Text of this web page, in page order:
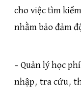
cho việc tìm
nhằm bảo đảm
– Quản lý học
nhập, tra cứu,